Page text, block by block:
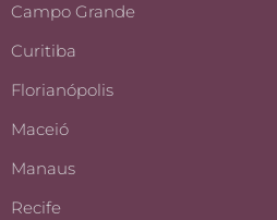
Campo Grande
Curitiba
Florianópolis
Maceió
Manaus
Recife